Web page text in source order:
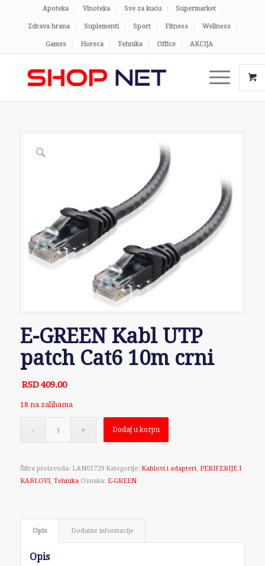
Apoteka Vinoteka Sve za kuću Supermarket
Zdrava hrana Suplementi Sport Fitness Wellness
Games Horeca Tehnika Office AKCIJA
E-GREEN Kabl UTP
patch Cat6 10m crni
RSD409.00
18 na zalihama
Dodaj u korpu
Šifra proizvoda: LAN01729 Kategorije: Kablovi i adapteri, PERIFERIJE I
KABLOVI, Tehnika Oznaka: E-GREEN
Opis Dodatne informacije
Opis